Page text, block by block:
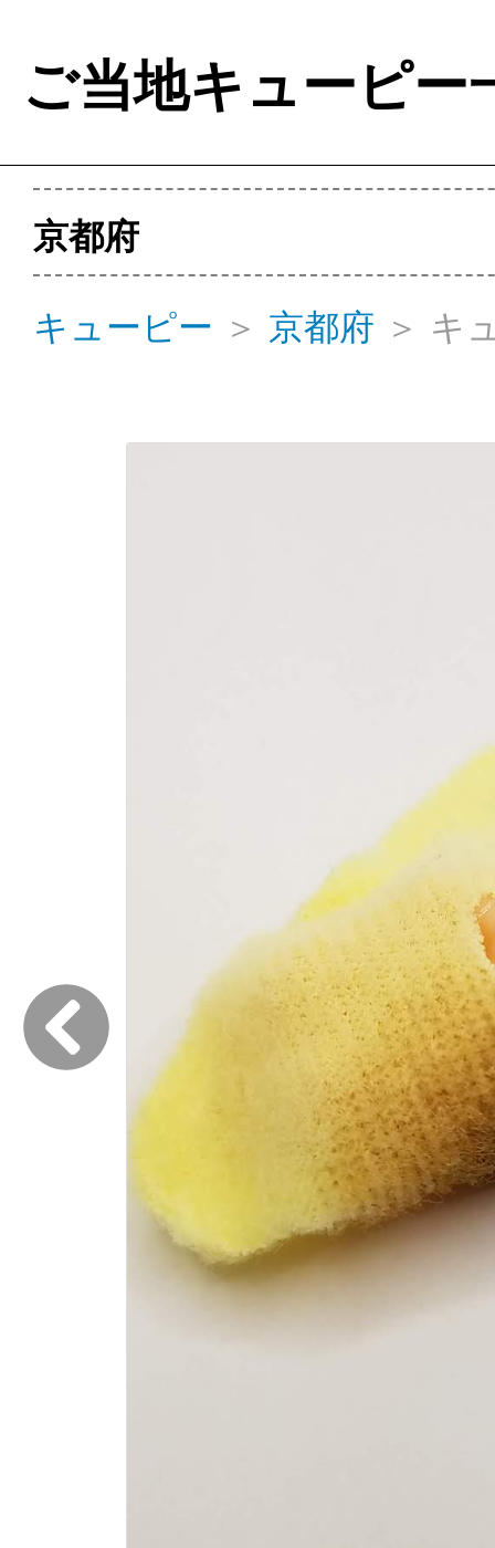
ご当地キューピー
京都府
キューピー ＞ 京都府 ＞ キ